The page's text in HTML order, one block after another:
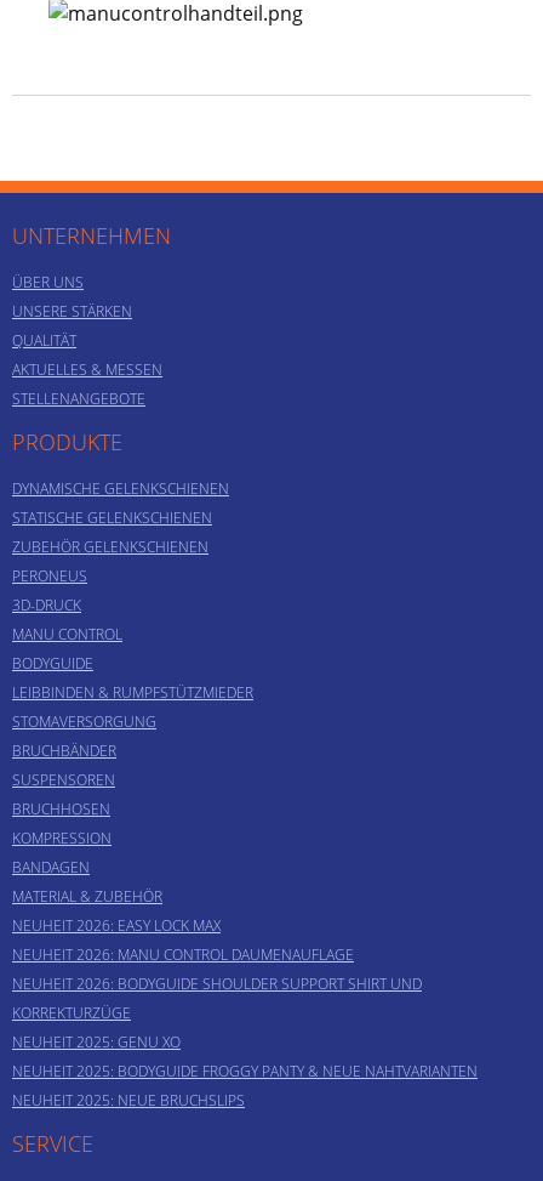
UNTERNEHMEN
ÜBER UNS
UNSERE STÄRKEN
QUALITÄT
AKTUELLES & MESSEN
STELLENANGEBOTE
PRODUKTE
DYNAMISCHE GELENKSCHIENEN
STATISCHE GELENKSCHIENEN
ZUBEHÖR GELENKSCHIENEN
PERONEUS
3D-DRUCK
MANU CONTROL
BODYGUIDE
LEIBBINDEN & RUMPFSTÜTZMIEDER
STOMAVERSORGUNG
BRUCHBÄNDER
SUSPENSOREN
BRUCHHOSEN
KOMPRESSION
BANDAGEN
MATERIAL & ZUBEHÖR
NEUHEIT 2026: EASY LOCK MAX
NEUHEIT 2026: MANU CONTROL DAUMENAUFLAGE
NEUHEIT 2026: BODYGUIDE SHOULDER SUPPORT SHIRT UND
KORREKTURZÜGE
NEUHEIT 2025: GENU XO
NEUHEIT 2025: BODYGUIDE FROGGY PANTY & NEUE NAHTVARIANTEN
NEUHEIT 2025: NEUE BRUCHSLIPS
SERVICE